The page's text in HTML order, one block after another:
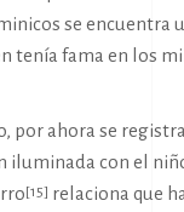
se encuentra
tenía fama en los
por ahora se
iluminada con el
[15] relaciona que